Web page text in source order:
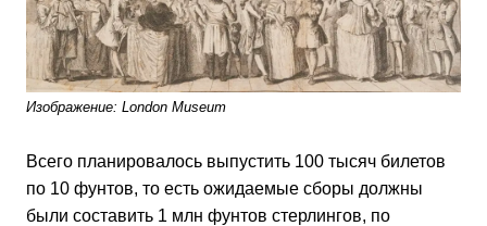
Изображение: London Museum
Всего планировалось выпустить 100 тысяч билетов
по 10 фунтов, то есть ожидаемые сборы должны
были составить 1 млн фунтов стерлингов, по